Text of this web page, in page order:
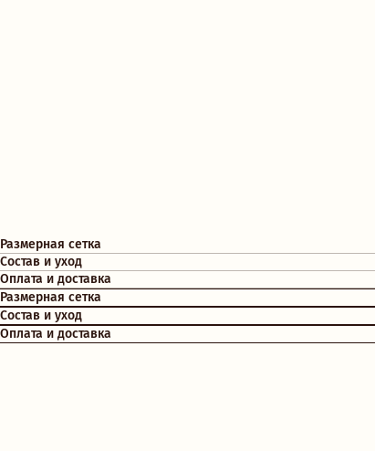
Размерная сетка
Состав и уход
Оплата и доставка
Размерная сетка
Состав и уход
Оплата и доставка